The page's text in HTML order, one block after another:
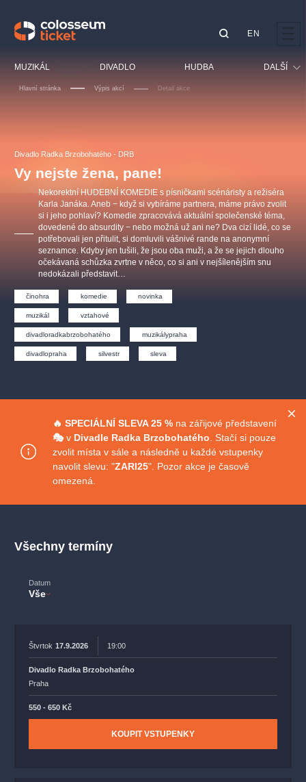
MUZIKÁL DIVADLO HUDBA DALŠÍ
Sport
Ostatní
EN
Hlavní stránka Výpis akcí Detail akce
Divadlo Radka Brzobohatého - DRB
Vy nejste žena, pane!
Nekorektní HUDEBNÍ KOMEDIE s písničkami scénáristy a režiséra
Karla Janáka. Aneb − když si vybíráme partnera, máme právo zvolit
si i jeho pohlaví? Komedie zpracovává aktuální společenské téma,
dovedené do absurdity − nebo možná už ani ne? Dva cizí lidé, co se
potřebovali jen přitulit, si domluvili vášnivé rande na anonymní
seznamce. Kdyby jen tušili, že jsou oba muži, a že se jejich dlouho
očekávaná schůzka zvrtne v něco, co si ani v nejšílenějším snu
nedokázali představit…
činohra komedie novinka
muzikál vztahové
divadloradkabrzobohatého muzikálypraha
divadlopraha silvestr sleva
🔥 SPECIÁLNÍ SLEVA 25 % na zářijové představení
🎭v Divadle Radka Brzobohatého . Stačí si pouze
zvolit místa v sále a následně u každé vstupenky
navolit slevu: "ZARI25". Pozor akce je časově
omezená.
Všechny termíny
Datum
Vše
Štvrtok 17.9.2026 19:00
Divadlo Radka Brzobohatého
Praha
550 - 650 Kč
KOUPIT VSTUPENKY
OBYČEJNÁ HOLKA
Agentura 44, s.r.o.
Pink Panther Agency,
Ostatní hledají
muzikálypraha
Nejnavštěvovanější
muzikálypraha divadlopraha
filmováhudba státníopera rudolfinum
národnídivadlo činohra